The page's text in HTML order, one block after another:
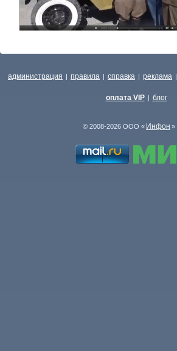
администрация | правила | справка | реклама |
оплата VIP | блог
© 2008-2026 ООО « Инфон »